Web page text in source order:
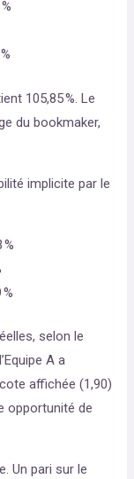
105,85 %. Le
du bookmaker,
implicite par le
%
selon le
A a
affichée (1,90)
opportunité de
Un pari sur le